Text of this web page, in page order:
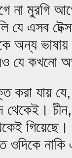
না মুরগি
যে এসব
অন্য
যে কখনো
করা যায় যে,
থেকেই।
গিয়েছে।
ওদিকে নাকি